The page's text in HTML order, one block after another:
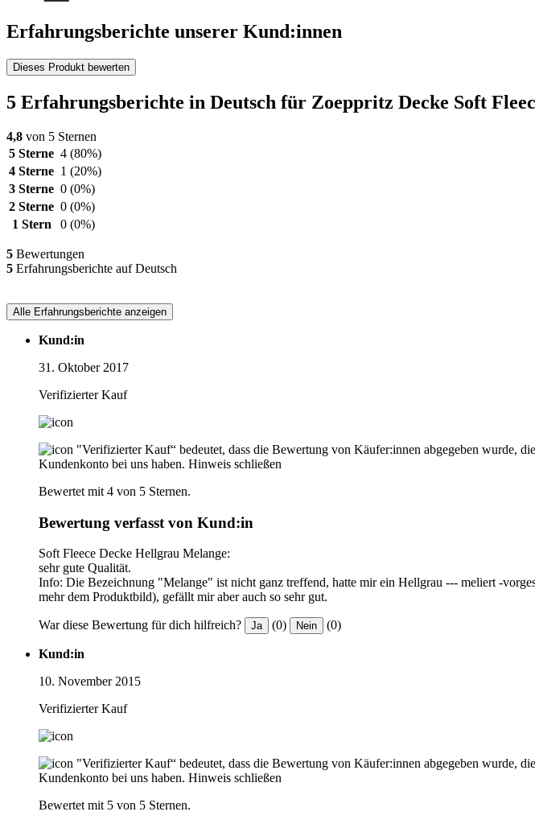
Erfahrungsberichte unserer Kund:innen
Dieses Produkt bewerten
5 Erfahrungsberichte in Deutsch für Zoeppritz Decke Soft
4,8 von 5 Sternen
5 Sterne 4 (80%)
4 Sterne 1 (20%)
3 Sterne 0 (0%)
2 Sterne 0 (0%)
1 Stern
0 (0%)
5 Bewertungen
5 Erfahrungsberichte auf Deutsch
Alle Erfahrungsberichte anzeigen
Kund:in
31. Oktober 2017
Verifizierter Kauf
"Verifizierter Kauf“ bedeutet, dass die Bewertung von Käufer:innen abgegeben wurde,
Kundenkonto bei uns haben. Hinweis schließen
Bewertet mit 4 von 5 Sternen.
Bewertung verfasst von Kund:in
Soft Fleece Decke Hellgrau Melange:
sehr gute Qualität.
Info: Die Bezeichnung "Melange" ist nicht ganz treffend, hatte mir ein Hellgrau --- meliert -
mehr dem Produktbild), gefällt mir aber auch so sehr gut.
War diese Bewertung für dich hilfreich? Ja (0) Nein (0)
Kund:in
10. November 2015
Verifizierter Kauf
"Verifizierter Kauf“ bedeutet, dass die Bewertung von Käufer:innen abgegeben wurde,
Kundenkonto bei uns haben. Hinweis schließen
Bewertet mit 5 von 5 Sternen.